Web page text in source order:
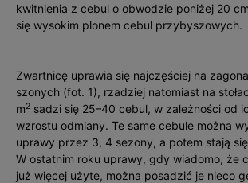
kwitnienia z cebul o obwodzie poniżej 20
się wysokim plonem cebul przybyszowych.
Zwartnicę uprawia się najczęściej na
szonych (fot. 1), rzadziej natomiast na
m2 sadzi się 25–40 cebul, w zależności od
wzrostu odmiany. Te same cebule można
uprawy przez 3, 4 sezony, a potem stają
W ostatnim roku uprawy, gdy wiadomo, że
już więcej użyte, można posadzić je nieco